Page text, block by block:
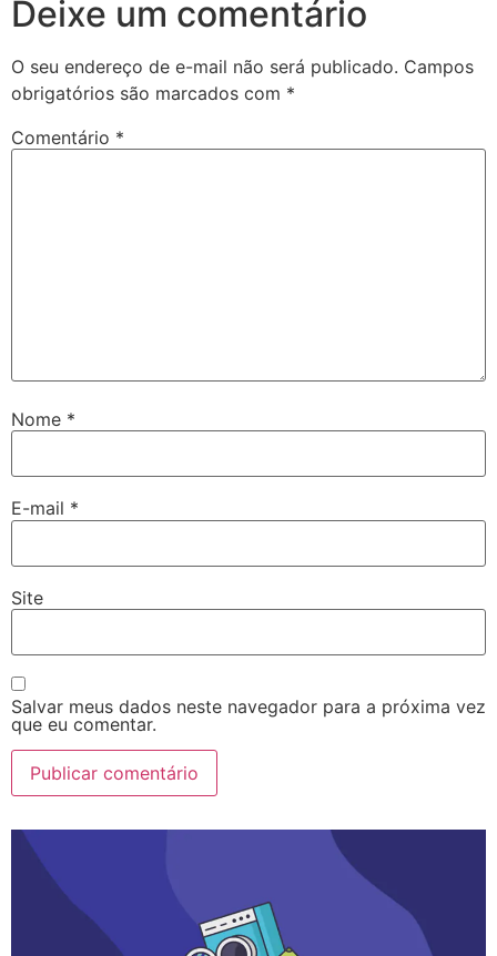
Deixe um comentário
O seu endereço de e-mail não será publicado. Campos
obrigatórios são marcados com *
Comentário *
Nome *
E-mail *
Site
Salvar meus dados neste navegador para a próxima vez
que eu comentar.